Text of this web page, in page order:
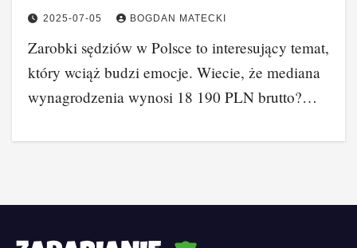
2025-07-05 BOGDAN MATECKI
Zarobki sędziów w Polsce to interesujący temat,
który wciąż budzi emocje. Wiecie, że mediana
wynagrodzenia wynosi 18 190 PLN brutto?…